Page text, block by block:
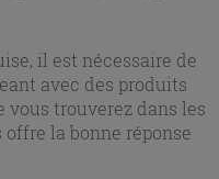
il est nécessaire de
avec des produits
vous trouverez dans les
offre la bonne réponse